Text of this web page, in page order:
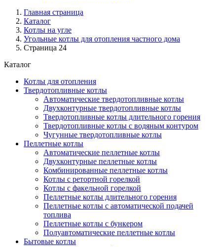
Главная страница
Каталог
Котлы на угле
Угольные котлы для отопления частного дома
Страница 24
Каталог
Котлы для отопления
Твердотопливные котлы
Автоматические твердотопливные котлы
Двухконтурные твердотопливные котлы
Твердотопливные котлы длительного горения
Твердотопливные котлы с водяным контуром
Чугунные твердотопливные котлы
Пеллетные котлы
Автоматические пеллетные котлы
Двухконтурные пеллетные котлы
Комбинированные пеллетные котлы
Котлы с ретортной горелкой
Котлы с факельной горелкой
Пеллетные котлы длительного горения
Пеллетные котлы с автоматической подачей
топлива
Пеллетные котлы с бункером
Полуавтоматические пеллетные котлы
Бытовые котлы